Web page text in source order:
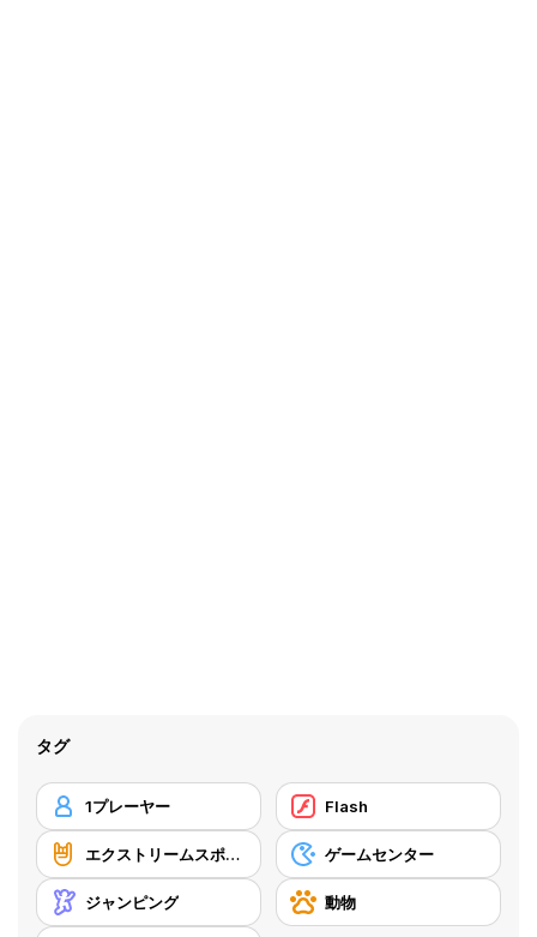
タグ
1プレーヤー Flash
エクストリームスポーツ ゲームセンター
ジャンピング 動物